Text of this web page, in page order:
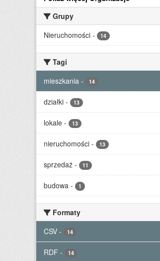
Grupy
Nieruchomości - 14
Tagi
mieszkania - 14
działki - 13
lokale - 13
nieruchomości - 13
sprzedaż - 11
budowa - 1
Formaty
CSV - 14
RDF - 14